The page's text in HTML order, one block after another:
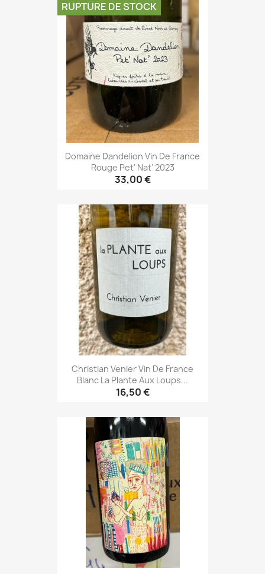
Domaine Dandelion Vin De France
Rouge Pet' Nat' 2023
33,00 €
RUPTURE DE STOCK
Christian Venier Vin De France
Blanc La Plante Aux Loups...
16,50 €